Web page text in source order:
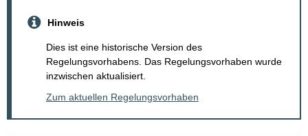
Hinweis
Dies ist eine historische Version des
Regelungsvorhabens. Das Regelungsvorhaben wurde
inzwischen aktualisiert.
Zum aktuellen Regelungsvorhaben